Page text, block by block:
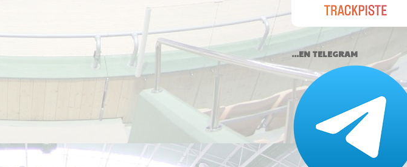
...EN TELEGRAM